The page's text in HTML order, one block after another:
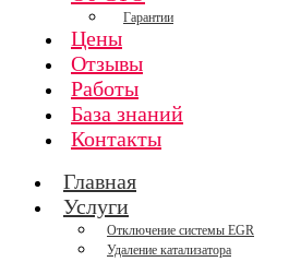
Гарантии
Цены
Отзывы
Работы
База знаний
Контакты
Главная
Услуги
Отключение системы EGR
Удаление катализатора